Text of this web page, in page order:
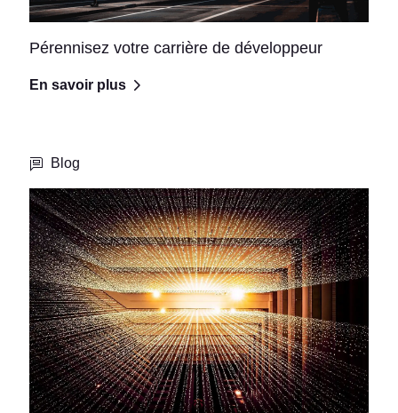
Pérennisez votre carrière de développeur
En savoir plus
Blog